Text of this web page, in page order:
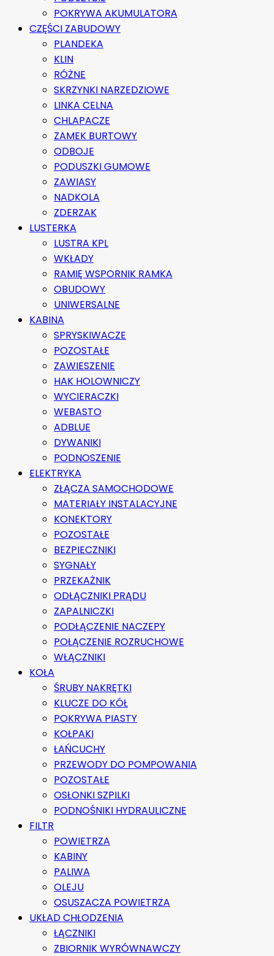
POKRYWA AKUMULATORA
CZĘŚCI ZABUDOWY
PLANDEKA
KLIN
RÓŻNE
SKRZYNKI NARZEDZIOWE
LINKA CELNA
CHLAPACZE
ZAMEK BURTOWY
ODBOJE
PODUSZKI GUMOWE
ZAWIASY
NADKOLA
ZDERZAK
LUSTERKA
LUSTRA KPL
WKŁADY
RAMIĘ WSPORNIK RAMKA
OBUDOWY
UNIWERSALNE
KABINA
SPRYSKIWACZE
POZOSTAŁE
ZAWIESZENIE
HAK HOLOWNICZY
WYCIERACZKI
WEBASTO
ADBLUE
DYWANIKI
PODNOSZENIE
ELEKTRYKA
ZŁĄCZA SAMOCHODOWE
MATERIAŁY INSTALACYJNE
KONEKTORY
POZOSTAŁE
BEZPIECZNIKI
SYGNAŁY
PRZEKAŻNIK
ODŁĄCZNIKI PRĄDU
ZAPALNICZKI
PODŁĄCZENIE NACZEPY
POŁĄCZENIE ROZRUCHOWE
WŁĄCZNIKI
KOŁA
ŚRUBY NAKRĘTKI
KLUCZE DO KÓŁ
POKRYWA PIASTY
KOŁPAKI
ŁAŃCUCHY
PRZEWODY DO POMPOWANIA
POZOSTAŁE
OSŁONKI SZPILKI
PODNOŚNIKI HYDRAULICZNE
FILTR
POWIETRZA
KABINY
PALIWA
OLEJU
OSUSZACZA POWIETRZA
UKŁAD CHŁODZENIA
ŁĄCZNIKI
ZBIORNIK WYRÓWNAWCZY